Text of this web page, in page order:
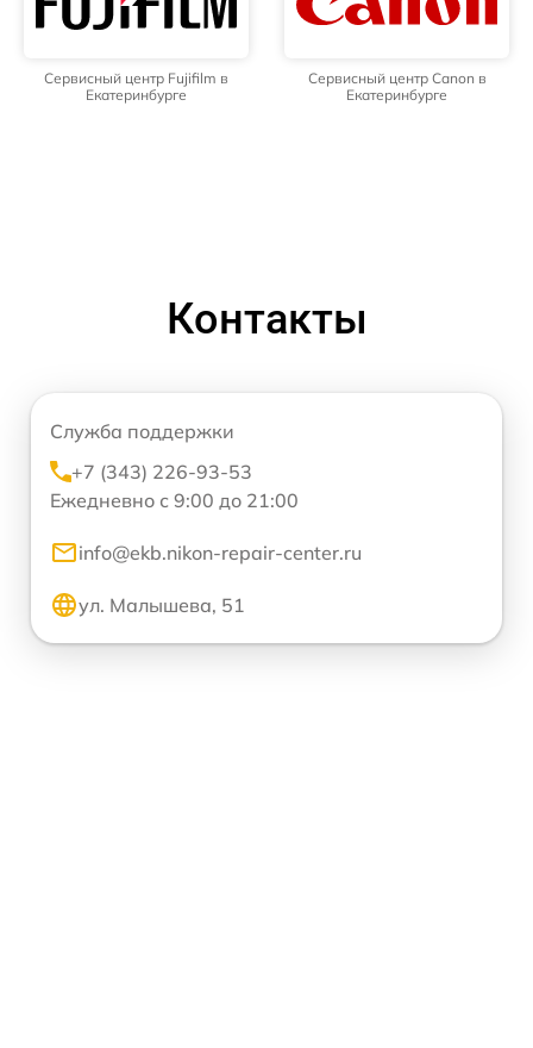
Сервисный центр Fujifilm в
Екатеринбурге
Сервисный центр Canon в
Екатеринбурге
Контакты
Служба поддержки
+7 (343) 226-93-53
Ежедневно с 9:00 до 21:00
info@ekb.nikon-repair-center.ru
ул. Малышева, 51